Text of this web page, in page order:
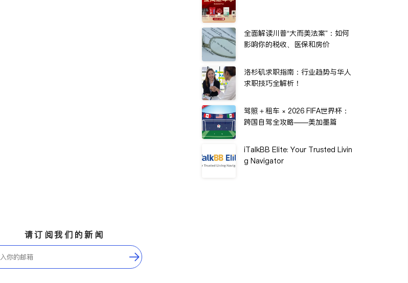
全面解读川普“大而美法案”：如何
影响你的税收、医保和房价
洛杉矶求职指南：行业趋势与华人
求职技巧全解析！
驾照＋租车 × 2026 FIFA世界杯：
跨国自驾全攻略——美加墨篇
iTalkBB Elite: Your Trusted Livin
g Navigator
请订阅我们的新闻